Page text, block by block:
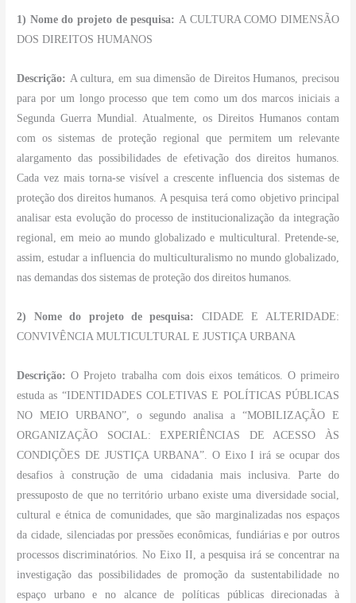
1) Nome do projeto de pesquisa: A CULTURA COMO DIMENSÃO
DOS DIREITOS HUMANOS
Descrição: A cultura, em sua dimensão de Direitos Humanos, precisou
para por um longo processo que tem como um dos marcos iniciais a
Segunda Guerra Mundial. Atualmente, os Direitos Humanos contam
com os sistemas de proteção regional que permitem um relevante
alargamento das possibilidades de efetivação dos direitos humanos.
Cada vez mais torna-se visível a crescente influencia dos sistemas de
proteção dos direitos humanos. A pesquisa terá como objetivo principal
analisar esta evolução do processo de institucionalização da integração
regional, em meio ao mundo globalizado e multicultural. Pretende-se,
assim, estudar a influencia do multiculturalismo no mundo globalizado,
nas demandas dos sistemas de proteção dos direitos humanos.
2) Nome do projeto de pesquisa: CIDADE E ALTERIDADE:
CONVIVÊNCIA MULTICULTURAL E JUSTIÇA URBANA
Descrição: O Projeto trabalha com dois eixos temáticos. O primeiro
estuda as “IDENTIDADES COLETIVAS E POLÍTICAS PÚBLICAS
NO MEIO URBANO”, o segundo analisa a “MOBILIZAÇÃO E
ORGANIZAÇÃO SOCIAL: EXPERIÊNCIAS DE ACESSO ÀS
CONDIÇÕES DE JUSTIÇA URBANA”. O Eixo I irá se ocupar dos
desafios à construção de uma cidadania mais inclusiva. Parte do
pressuposto de que no território urbano existe uma diversidade social,
cultural e étnica de comunidades, que são marginalizadas nos espaços
da cidade, silenciadas por pressões econômicas, fundiárias e por outros
processos discriminatórios. No Eixo II, a pesquisa irá se concentrar na
investigação das possibilidades de promoção da sustentabilidade no
espaço urbano e no alcance de políticas públicas direcionadas à